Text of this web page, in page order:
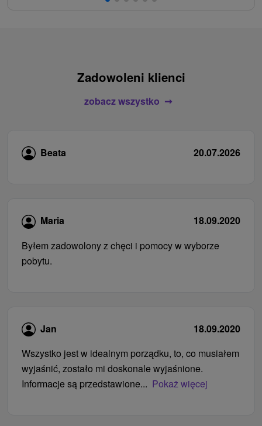
Zadowoleni klienci
zobacz wszystko
Beata 20.07.2026
Maria
18.09.2020
Byłem zadowolony z chęci i pomocy w wyborze
pobytu.
Jan
18.09.2020
Wszystko jest w idealnym porządku, to, co musiałem
wyjaśnić, zostało mi doskonale wyjaśnione.
Informacje są przedstawione... Pokaż więcej